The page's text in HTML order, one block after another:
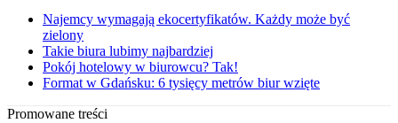
Najemcy wymagają ekocertyfikatów. Każdy może być
zielony
Takie biura lubimy najbardziej
Pokój hotelowy w biurowcu? Tak!
Format w Gdańsku: 6 tysięcy metrów biur wzięte
Promowane treści